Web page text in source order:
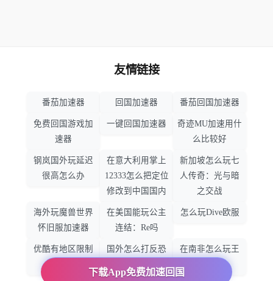
下载App免费加速回国
友情链接
番茄加速器 回国加速器 番茄回国加速器
免费回国游戏加
速器
一键回国加速器
奇迹MU加速用什
么比较好
钢岚国外玩延迟
很高怎么办
在意大利用掌上
12333怎么把定位
修改到中国国内
新加坡怎么玩七
人传奇：光与暗
之交战
海外玩魔兽世界
怀旧服加速器
在美国能玩公主
连结：Re吗
怎么玩Dive欧服
优酷有地区限制
国外怎么打反恐
精英：全球攻势
在南非怎么玩王